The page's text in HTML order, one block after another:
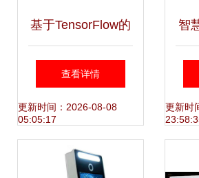
基于TensorFlow的
人脸识别登录系统
原理与实现
查看详情
更新时间：2026-08-08
05:05:17
智
系
更新时